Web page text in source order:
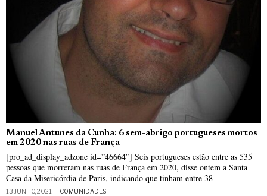
Manuel Antunes da Cunha: 6 sem-abrigo portugueses mortos
em 2020 nas ruas de França
[pro_ad_display_adzone id=”46664″] Seis portugueses estão entre as 535
pessoas que morreram nas ruas de França em 2020, disse ontem a Santa
Casa da Misericórdia de Paris, indicando que tinham entre 38
13 JUNHO, 2021 COMUNIDADES